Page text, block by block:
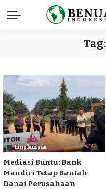
Tag:
Lingkungan
Mediasi Buntu: Bank
Mandiri Tetap Bantah
Danai Perusahaan